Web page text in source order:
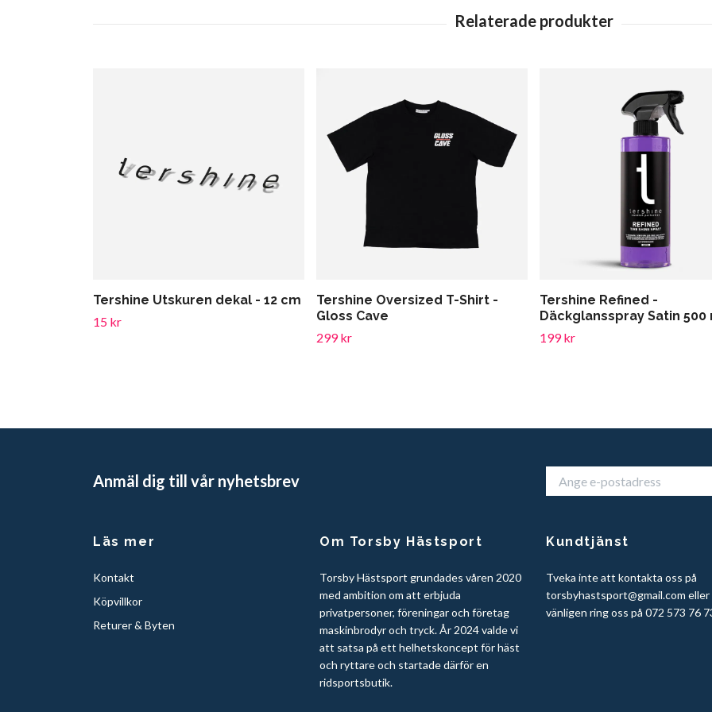
Tershine Utskuren dekal - 12 cm
15 kr
Tershine Oversized T-Shirt -
Gloss Cave
299 kr
Tershine Refined -
Däckglansspray Satin 500
199 kr
Anmäl dig till vår nyhetsbrev
Läs mer
Kontakt
Köpvillkor
Returer & Byten
Om Torsby Hästsport
Torsby Hästsport grundades våren 2020
med ambition om att erbjuda
privatpersoner, föreningar och företag
maskinbrodyr och tryck. År 2024 valde vi
att satsa på ett helhetskoncept för häst
och ryttare och startade därför en
ridsportsbutik.
Kundtjänst
Tveka inte att kontakta oss på
torsbyhastsport@gmail.com eller
vänligen ring oss på 072 573 76